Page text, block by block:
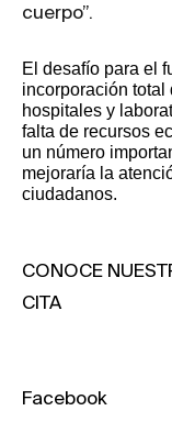
cuerpo”.
El desafío para el
incorporación
hospitales y
falta de recursos
un número
mejoraría la
ciudadanos.
CONOCE
CITA
Facebook